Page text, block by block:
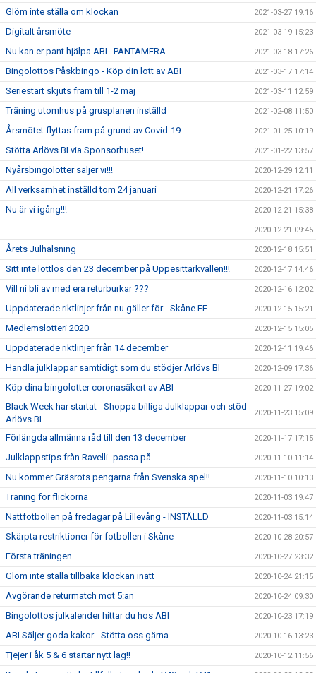
Glöm inte ställa om klockan 2021-03-27 19:16
Digitalt årsmöte 2021-03-19 15:23
Nu kan er pant hjälpa ABI…PANTAMERA 2021-03-18 17:26
Bingolottos Påskbingo - Köp din lott av ABI 2021-03-17 17:14
Seriestart skjuts fram till 1-2 maj 2021-03-11 12:59
Träning utomhus på grusplanen inställd 2021-02-08 11:50
Årsmötet flyttas fram på grund av Covid-19 2021-01-25 10:19
Stötta Arlövs BI via Sponsorhuset! 2021-01-22 13:57
Nyårsbingolotter säljer vi!!! 2020-12-29 12:11
All verksamhet inställd tom 24 januari 2020-12-21 17:26
Nu är vi igång!!! 2020-12-21 15:38
2020-12-21 09:45
Årets Julhälsning 2020-12-18 15:51
Sitt inte lottlös den 23 december på Uppesittarkvällen!!! 2020-12-17 14:46
Vill ni bli av med era returburkar ??? 2020-12-16 12:02
Uppdaterade riktlinjer från nu gäller för - Skåne FF 2020-12-15 15:21
Medlemslotteri 2020 2020-12-15 15:05
Uppdaterade riktlinjer från 14 december 2020-12-11 19:46
Handla julklappar samtidigt som du stödjer Arlövs BI 2020-12-09 17:36
Köp dina bingolotter coronasäkert av ABI 2020-11-27 19:02
Black Week har startat - Shoppa billiga Julklappar och stöd
Arlövs BI
2020-11-23 15:09
Förlängda allmänna råd till den 13 december 2020-11-17 17:15
Julklappstips från Ravelli- passa på 2020-11-10 11:14
Nu kommer Gräsrots pengarna från Svenska spel!! 2020-11-10 10:13
Träning för flickorna 2020-11-03 19:47
Nattfotbollen på fredagar på Lillevång - INSTÄLLD 2020-11-03 15:14
Skärpta restriktioner för fotbollen i Skåne 2020-10-28 20:57
Första träningen 2020-10-27 23:32
Glöm inte ställa tillbaka klockan inatt 2020-10-24 21:15
Avgörande returmatch mot 5:an 2020-10-24 09:30
Bingolottos julkalender hittar du hos ABI 2020-10-23 17:19
ABI Säljer goda kakor - Stötta oss gärna 2020-10-16 13:23
Tjejer i åk 5 & 6 startar nytt lag!! 2020-10-12 11:56